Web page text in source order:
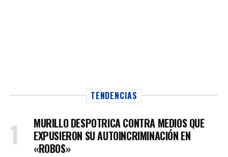
TENDENCIAS
MURILLO DESPOTRICA CONTRA MEDIOS QUE
EXPUSIERON SU AUTOINCRIMINACIÓN EN
«ROBOS»